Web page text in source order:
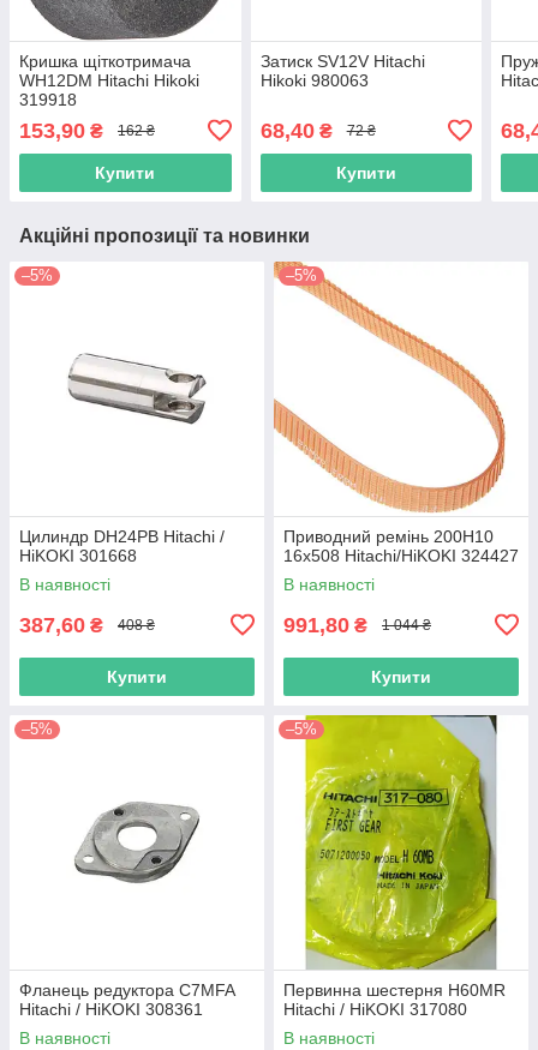
Кришка щіткотримача
WH12DM Hitachi Hikoki
319918
153,90 ₴ 162 ₴
Купити
Затиск SV12V Hitachi
Hikoki 980063
68,40₴ 72 ₴
Купити
Акційні пропозиції та новинки
–5%
Цилиндр DH24PB Hitachi /
HiKOKI 301668
В наявності
387,60 ₴ 408 ₴
Купити
–5%
Приводний ремінь 200Н10
16х508 Hitachi/HiKOKI 324427
В наявності
991,80 ₴ 1 044 ₴
Купити
–5%
Фланець редуктора C7MFA
Hitachi / HiKOKI 308361
В наявності
–5%
Первинна шестерня H60MR
Hitachi / HiKOKI 317080
В наявності